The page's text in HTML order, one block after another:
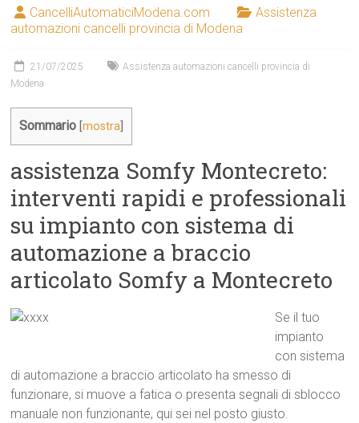
CancelliAutomaticiModena.com
Assistenza
automazioni cancelli provincia di Modena
21/07/2025
Assistenza automazioni cancelli provincia di
Modena
Sommario [mostra
assistenza Somfy Montecreto:
interventi rapidi e professionali
su impianto con sistema di
automazione a braccio
articolato Somfy a Montecreto
Se il tuo
impianto
con sistema
di automazione a braccio articolato ha smesso di
funzionare, si muove a fatica o presenta segnali di sblocco
manuale non funzionante, qui sei nel posto giusto.